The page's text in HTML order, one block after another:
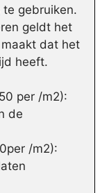
te gebruiken.
geldt het
dat het
heeft.
per /m2):
de
/m2):